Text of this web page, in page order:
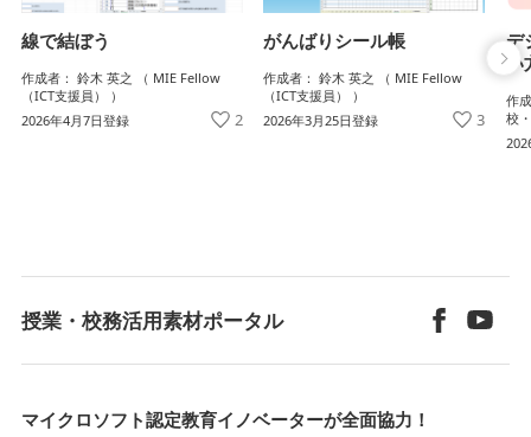
線で結ぼう
作成者： 鈴木 英之 （ MIE Fellow
（ICT支援員） ）
2026年4月7日登録
2
がんばりシール帳
作成者： 鈴木 英之 （ MIE Fellow
（ICT支援員） ）
2026年3月25日登録
3
デ
い
作
校
授業・校務活用素材ポータル
マイクロソフト認定教育イノベーターが全面協力！